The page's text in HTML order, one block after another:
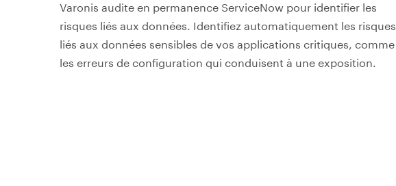
Varonis audite en permanence ServiceNow pour identifier les
risques liés aux données. Identifiez automatiquement les risques
liés aux données sensibles de vos applications critiques, comme
les erreurs de configuration qui conduisent à une exposition.